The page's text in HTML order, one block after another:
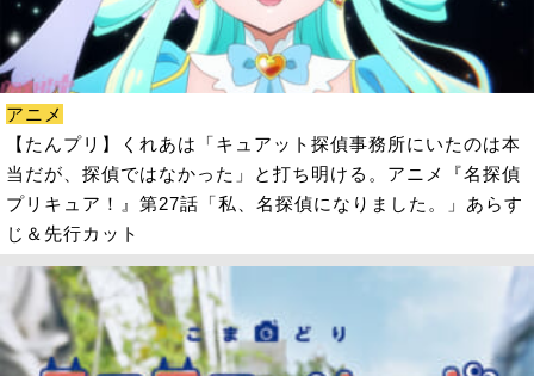
アニメ
【たんプリ】くれあは「キュアット探偵事務所にいたのは本
当だが、探偵ではなかった」と打ち明ける。アニメ『名探偵
プリキュア！』第27話「私、名探偵になりました。」あらす
じ＆先行カット